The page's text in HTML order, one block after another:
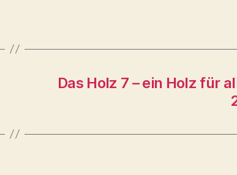
Das Holz 7 – ein Holz für